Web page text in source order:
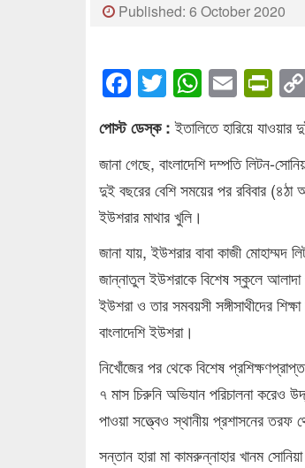
Published: 6 October 2020
Facebook
Twitter
পোস্ট ডেস্ক :ইতালিতে হারিয়ে যাওয়ার
জানা গেছে, বাংলাদেশি দম্পতি লিটন-
দুই বছরের বেশি সময়ের পর রবিবার (৪ঠা
ইউশরার মাথার খুলি।
জানা যায়, ইউশরার বাবা কাজী মোহাম্মদ
জান্নাতুল ইউশরাকে বিশেষ স্কুলে
ইউশরা ও তার সমবয়সী সঙ্গীসাথীদের
বাংলাদেশি ইউশরা।
নিখোঁজের পর থেকে বিশেষ
৭ মাস চিরুনি অভিযান পরিচালনা করেও
পাওয়া সত্ত্বেও স্থানীয় প্রশাসনের তরফ
সন্তান হারা মা কামরুন্নাহার খানম